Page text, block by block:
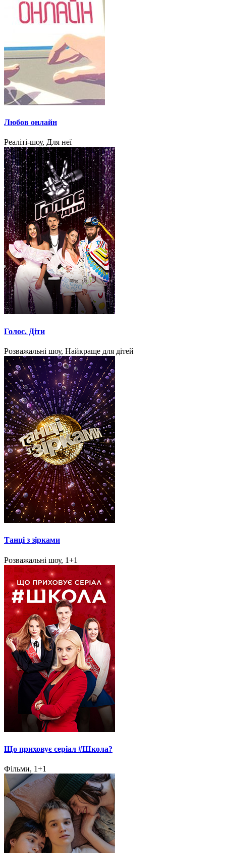
Любов онлайн
Реаліті-шоу, Для неї
Голос. Діти
Розважальні шоу, Найкраще для дітей
Танці з зірками
Розважальні шоу, 1+1
Що приховує серіал #Школа?
Фільми, 1+1